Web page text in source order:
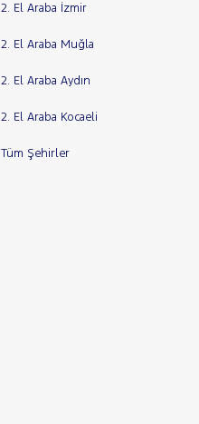
2. El Araba İzmir
2. El Araba Muğla
2. El Araba Aydın
2. El Araba Kocaeli
Tüm Şehirler